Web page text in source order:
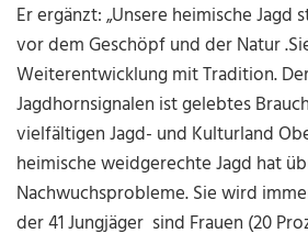
Er ergänzt: „Unsere heimische Jagd
vor dem Geschöpf und der Natur
Weiterentwicklung mit Tradition.
Jagdhornsignalen ist gelebtes
vielfältigen Jagd- und Kulturland
heimische weidgerechte Jagd hat
Nachwuchsprobleme. Sie wird
der 41 Jungjäger sind Frauen (20